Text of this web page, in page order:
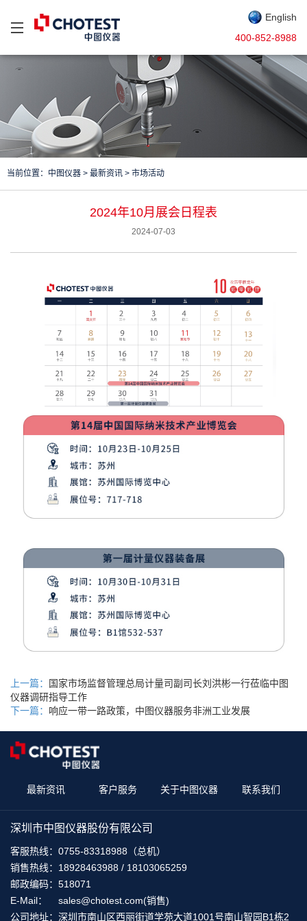
English
400-852-8988
当前位置： 中图仪器 > 最新资讯 > 市场活动
2024年10月展会日程表
2024-07-03
上一篇：
国家市场监督管理总局计量司副司长刘洪彬一行莅临中图
仪器调研指导工作
下一篇： 响应一带一路政策，中图仪器服务非洲工业发展
最新资讯 客户服务 关于中图仪器 联系我们
深圳市中图仪器股份有限公司
客服热线： 0755-83318988（总机）
销售热线： 18928463988 / 18103065259
邮政编码： 518071
E-Mail：
sales@chotest.com(销售)
公司地址： 深圳市南山区西丽街道学苑大道1001号南山智园B1栋2